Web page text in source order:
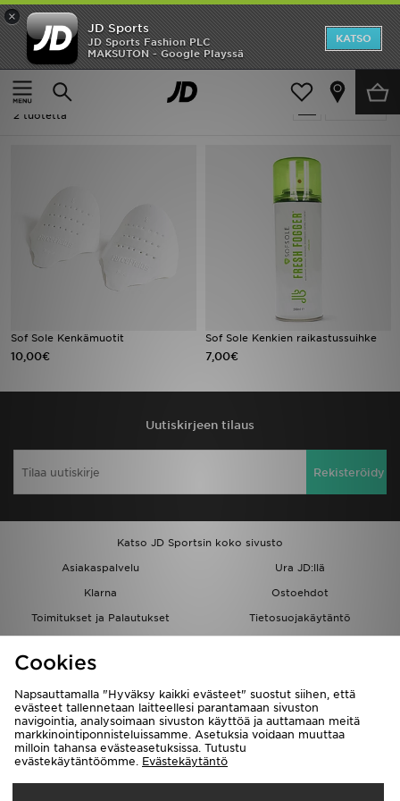
×
JD Sports
JD Sports Fashion PLC
MAKSUTON - Google Playssä
KATSO
Etusivu
Lapset Lasten asusteet Asusteet
Suodata
Lapset - Sof Sole Asusteet
2 tuotetta
Sof Sole Kenkämuotit
10,00€
Sof Sole Kenkien raikastussuihke
7,00€
Uutiskirjeen tilaus
Rekisteröidy
Katso JD Sportsin koko sivusto
Asiakaspalvelu
Ura JD:llä
Klarna
Ostoehdot
Toimitukset ja Palautukset
Tietosuojakäytäntö
Löydä myymälä
Kumppanuusohjelma
JD Blog
Toimitetaan
Etusivu
Ale
Uutuudet
Lapset
Inspiroidu
Lataa JD-sovellus
Minun JD
Minun viestini
Cookies
Napsauttamalla "Hyväksy kaikki evästeet" suostut siihen, että
evästeet tallennetaan laitteellesi parantamaan sivuston
navigointia, analysoimaan sivuston käyttöä ja auttamaan meitä
markkinointiponnisteluissamme. Asetuksia voidaan muuttaa
milloin tahansa evästeasetuksissa. Tutustu
evästekäytäntöömme. Evästekäytäntö